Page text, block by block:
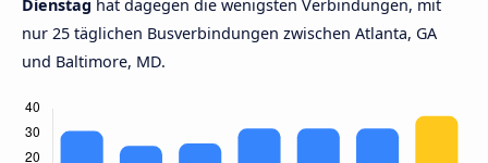
Dienstag hat dagegen die wenigsten Verbindungen, mit
nur 25 täglichen Busverbindungen zwischen Atlanta, GA
und Baltimore, MD.